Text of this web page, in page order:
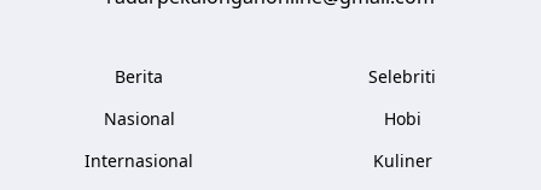
Berita
Nasional
Internasional
Selebriti
Hobi
Kuliner